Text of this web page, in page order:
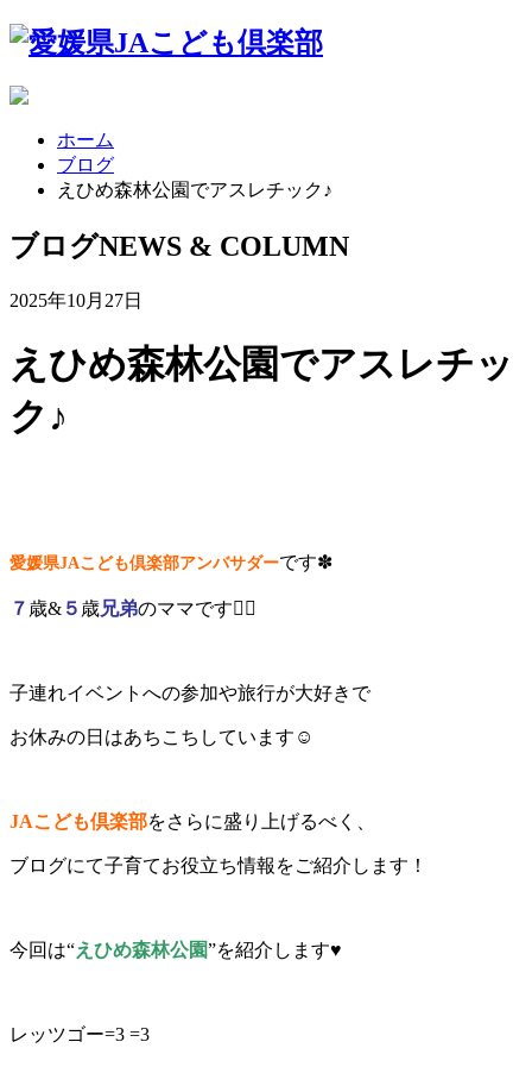
ホーム
ブログ
えひめ森林公園でアスレチック♪
ブログNEWS & COLUMN
2025年10月27日
えひめ森林公園でアスレチッ
ク♪
愛媛県JAこども倶楽部アンバサダーです✽
７ 歳& ５ 歳兄弟のママです🙂‍↕️
子連れイベントへの参加や旅行が大好きで
お休みの日はあちこちしています☺
JAこども倶楽部をさらに盛り上げるべく、
ブログにて子育てお役立ち情報をご紹介します！
今回は“えひめ森林公園”を紹介します♥
レッツゴー=3 =3